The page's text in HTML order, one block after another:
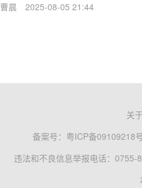
曹晨 2025-08-05 21:44
关
备案号： 粤ICP备09109218
违法和不良信息举报电话：0755-